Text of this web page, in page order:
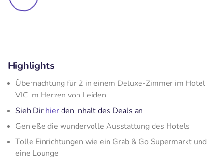
Highlights
Übernachtung für 2 in einem Deluxe-Zimmer im Hotel
VIC im Herzen von Leiden
Sieh Dir hierden Inhalt des Deals an
Genieße die wundervolle Ausstattung des Hotels
Tolle Einrichtungen wie ein Grab & Go Supermarkt und
eine Lounge